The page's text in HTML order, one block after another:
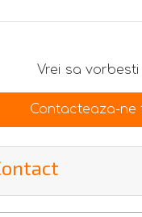
Vrei sa
Contacteaza-ne